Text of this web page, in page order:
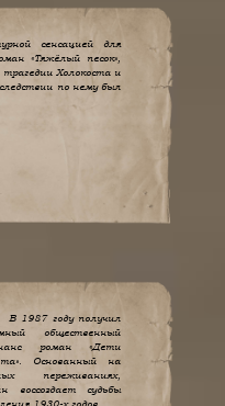
сенсацией для
«Тяжёлый песок»,
Холокоста и
по нему был
В 1987 году получил
общественный
роман «Дети
Основанный на
переживаниях,
воссоздает судьбы